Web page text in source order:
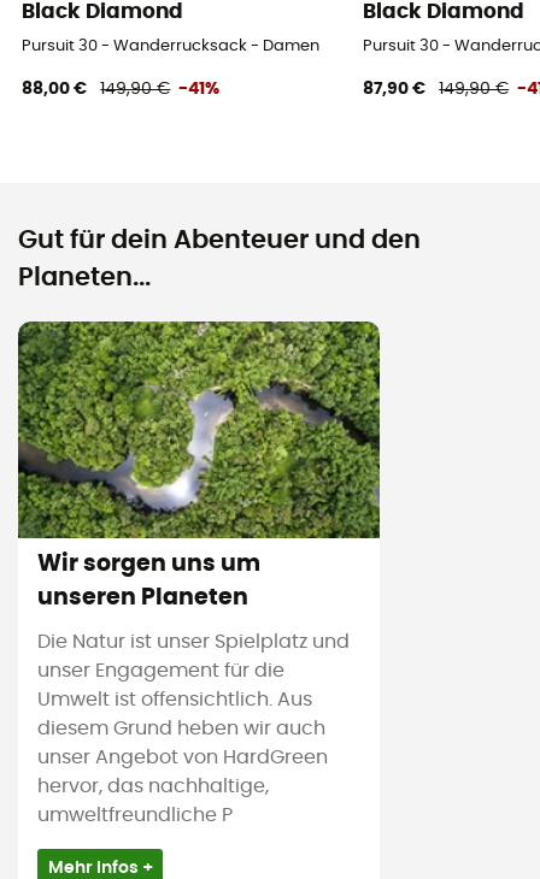
Black Diamond
Pursuit 30 - Wanderrucksack - Damen
88,00 € 149,90 € -41%
Black Diamond
Pursuit 30 -
87,90 € 149,90 € -
Gut für dein Abenteuer und den
Planeten...
Wir sorgen uns um
unseren Planeten
Die Natur ist unser Spielplatz und
unser Engagement für die
Umwelt ist offensichtlich. Aus
diesem Grund heben wir auch
unser Angebot von HardGreen
hervor, das nachhaltige,
umweltfreundliche P
Mehr Infos +